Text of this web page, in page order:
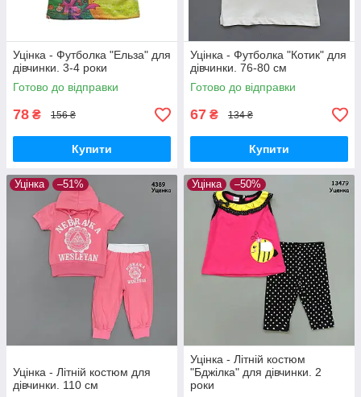
Уцінка - Футболка "Ельза" для
дівчинки. 3-4 роки
Готово до відправки
78 ₴ 156 ₴
Купити
Уцінка - Футболка "Котик" для
дівчинки. 76-80 см
Готово до відправки
67 ₴ 134 ₴
Купити
Уцінка –51%
Уцінка - Літній костюм для
дівчинки. 110 см
Уцінка –50%
Уцінка - Літній костюм
"Бджілка" для дівчинки. 2
роки